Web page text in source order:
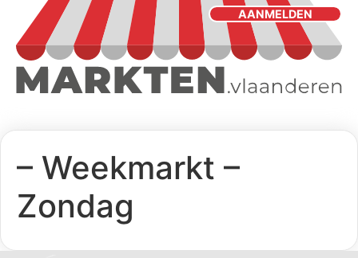
AANMELDEN
– Weekmarkt –
Zondag